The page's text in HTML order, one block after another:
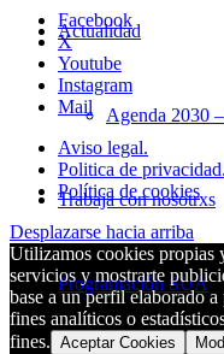
Actualidad
Agenda 2030
Trabaja con nosotrxs
Programación SUA
Facebook
X
Youtube
Instagram
Mail
Aviso legal.
Politica de privacidad.
Política de cookies
Desplazarse hacia arriba
Utilizamos cookies propias
servicios y mostrarte
base a un perfil elaborado
fines analíticos o
fines. Aceptar Cookies